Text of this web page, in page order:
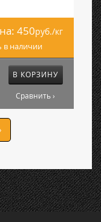
450руб./кг
в наличии
В КОРЗИНУ
Сравнить ›